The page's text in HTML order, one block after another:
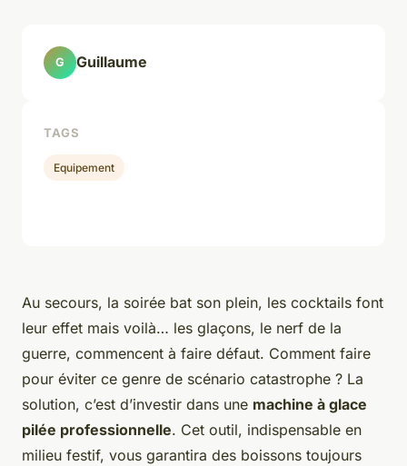
Au secours, la soirée bat son plein, les cocktails font
leur effet mais voilà… les glaçons, le nerf de la
guerre, commencent à faire défaut. Comment faire
pour éviter ce genre de scénario catastrophe ? La
solution, c’est d’investir dans une machine à glace
pilée professionnelle. Cet outil, indispensable en
milieu festif, vous garantira des boissons toujours
G Guillaume
TAGS
Equipement